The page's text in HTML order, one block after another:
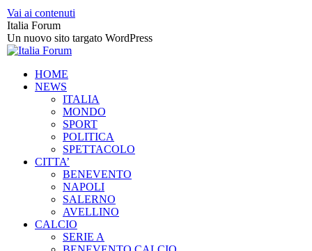
Vai ai contenuti
Italia Forum
Un nuovo sito targato WordPress
HOME
NEWS
ITALIA
MONDO
SPORT
POLITICA
SPETTACOLO
CITTA’
BENEVENTO
NAPOLI
SALERNO
AVELLINO
CALCIO
SERIE A